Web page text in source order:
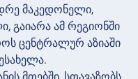
მაკედონელი,
გაიარა ამ რეგიონში
ცენტრალურ აზიაში